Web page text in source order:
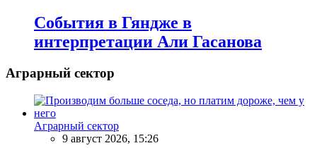
События в Гяндже в
интерпретации Али Гасанова
Аграрный сектор
Аграрный сектор
9 август 2026, 15:26